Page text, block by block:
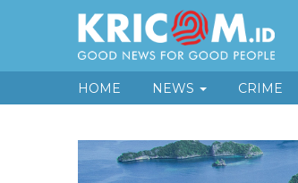
HOME NEWS CRIME